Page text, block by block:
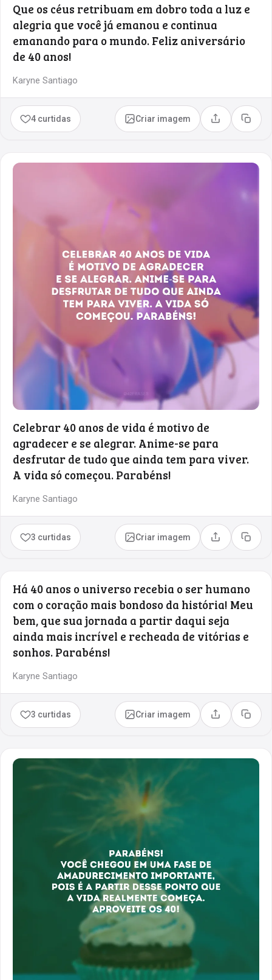
Que os céus retribuam em dobro toda a luz e
alegria que você já emanou e continua
emanando para o mundo. Feliz aniversário
de 40 anos!
Karyne Santiago
4 curtidas Criar imagem Compartilhar
Copiar
Celebrar 40 anos de vida é motivo de
agradecer e se alegrar. Anime-se para
desfrutar de tudo que ainda tem para viver.
A vida só começou. Parabéns!
Karyne Santiago
3 curtidas Criar imagem Compartilhar
Copiar
Há 40 anos o universo recebia o ser humano
com o coração mais bondoso da história! Meu
bem, que sua jornada a partir daqui seja
ainda mais incrível e recheada de vitórias e
sonhos. Parabéns!
Karyne Santiago
3 curtidas Criar imagem Compartilhar
Copiar